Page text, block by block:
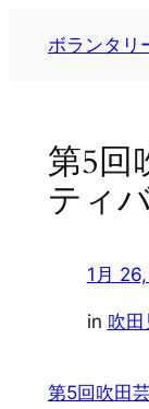
ボランタリ
第5回
ティ
1月
in 吹田
第5回吹田